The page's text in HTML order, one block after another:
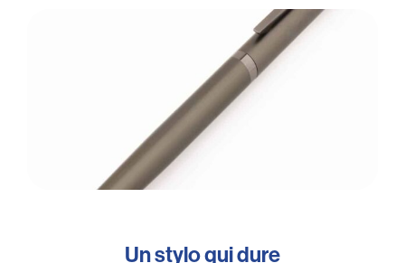
Un stylo qui dure